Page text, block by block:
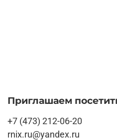
Приглашаем
+7 (473) 212-06-20
rnix.ru@yandex.ru